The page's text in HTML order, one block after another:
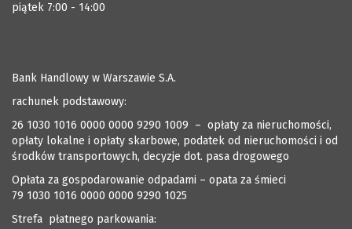
piątek 7:00 - 14:00
Bank Handlowy w Warszawie S.A.
rachunek podstawowy:
26 1030 1016 0000 0000 9290 1009 – opłaty za nieruchomości,
opłaty lokalne i opłaty skarbowe, podatek od nieruchomości i od
środków transportowych, decyzje dot. pasa drogowego
Opłata za gospodarowanie odpadami – opata za śmieci
79 1030 1016 0000 0000 9290 1025
Strefa płatnego parkowania: